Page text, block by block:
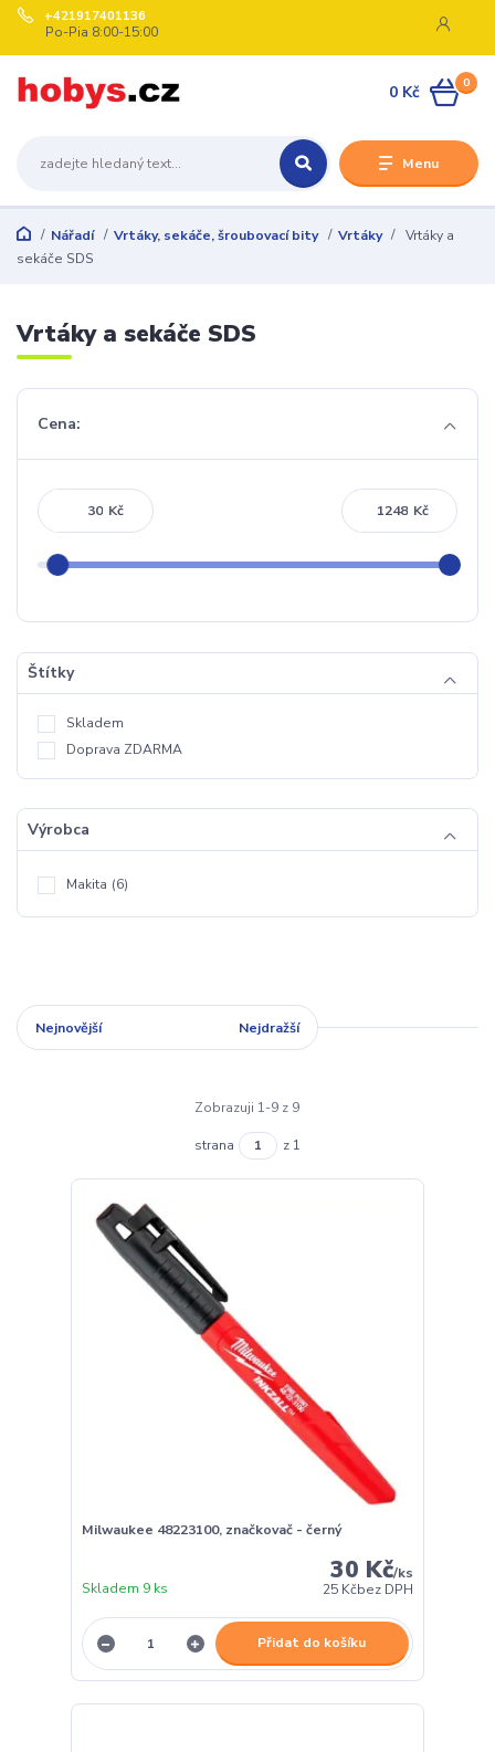
Menu
+421917401136
Po-Pia 8:00-15:00
0
0 Kč
Nářadí Vrtáky, sekáče, šroubovací bity Vrtáky
Vrtáky a
sekáče SDS
Vrtáky a sekáče SDS
Cena:
Kč Kč
Štítky
Skladem
Doprava ZDARMA
Výrobca
Makita (6)
Nejnovější Nejdražší
Zobrazuji 1-9 z 9
strana z 1
Milwaukee 48223100, značkovač - černý
30 Kč/ks
25 Kčbez DPH
Skladem 9 ks
Přidat do košíku